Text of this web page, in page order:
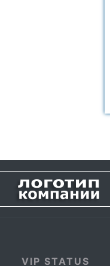
VIP STATUS